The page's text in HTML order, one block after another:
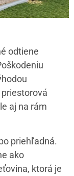
odtiene
aj na rám
priehľadná.
ako
ktorá je